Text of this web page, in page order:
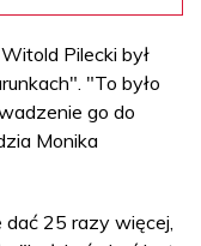
Pilecki był
"To było
go do
Monika
dać 25 razy więcej,